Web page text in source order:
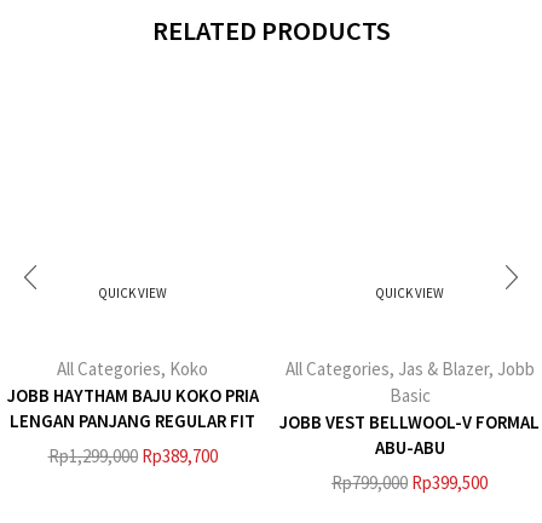
RELATED PRODUCTS
QUICK VIEW
All Categories, Koko
JOBB HAYTHAM BAJU KOKO PRIA
LENGAN PANJANG REGULAR FIT
MAROON
Rp1,299,000 Rp389,700
QUICK VIEW
All Categories, Jas & Blazer, Jobb
Basic
JOBB VEST BELLWOOL-V FORMAL
ABU-ABU
Rp799,000 Rp399,500